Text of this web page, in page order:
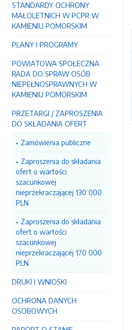
STANDARDY OCHRONY
MAŁOLETNICH W PCPR W
KAMIENIU POMORSKIM
PLANY I PROGRAMY
POWIATOWA SPOŁECZNA
RADA DO SPRAW OSÓB
NIEPEŁNOSPRAWNYCH W
KAMIENIU POMORSKIM
PRZETARGI / ZAPROSZENIA
DO SKŁADANIA OFERT
Zamówienia publiczne
Zaproszenia do składania
ofert o wartości
szacunkowej
nieprzekraczającej 130 000
PLN
Zaproszenia do składania
ofert o wartości
szacunkowej
nieprzekraczającej 170 000
PLN
DRUKI I WNIOSKI
OCHRONA DANYCH
OSOBOWYCH